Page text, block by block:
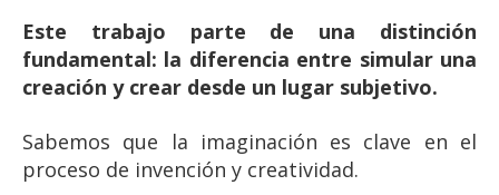
Este trabajo parte de una distinción
fundamental: la diferencia entre simular una
creación y crear desde un lugar subjetivo.
Sabemos que la imaginación es clave en el
proceso de invención y creatividad.